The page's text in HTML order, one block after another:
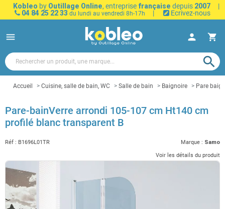
Kobleo by Outillage Online, entreprise française depuis 2007
|
04 84 25 22 33 du lundi au vendredi 8h-17h | Ecrivez-nous
menu person shopping_cart
search
Accueil Cuisine, salle de bain, WC Salle de bain Baignoire Pare
Pare-bainVerre arrondi 105-107 cm Ht140 cm
profilé blanc transparent B
Réf : B1696L01TR Marque : Samo
Voir les détails du produit